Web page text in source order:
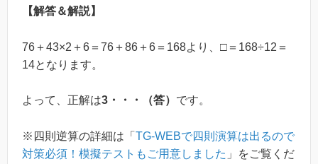
【解答＆解説】
76＋43×2＋6＝76＋86＋6＝168より、□＝168÷12＝
14となります。
よって、正解は3・・・（答） です。
※四則逆算の詳細は「 TG-WEBで四則演算は出るので
対策必須！模擬テストもご用意しました 」をご覧くだ